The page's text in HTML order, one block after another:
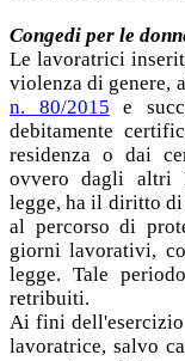
Congedi per le
Le lavoratrici
violenza di genere,
n. 80/2015 e
debitamente
residenza o dai
ovvero dagli altri
legge, ha il diritto di
al percorso di
giorni lavorativi,
legge. Tale
retribuiti.
Ai fini
lavoratrice, salvo